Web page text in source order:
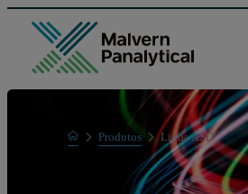
HomeProdutos
Linha de produtos
Linha ASD